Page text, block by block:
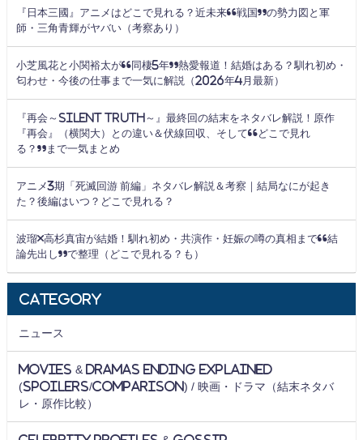
『日本三國』アニメはどこで見れる？近未来“戦国”の勢力図と軍
師・三角青輝がヤバい（考察あり）
小芝風花と小関裕太が“同棲5年”熱愛報道！結婚はある？馴れ初め・
匂わせ・今後の仕事まで一気に解説（2026年4月最新）
『再会～Silent Truth～』最終回の結末をネタバレ解説！原作
『再会』（横関大）との違い＆伏線回収、そして“どこで見れ
る？”まで一気まとめ
アニメ3期「死滅回游 前編」ネタバレ解説＆考察｜結局なにが起き
た？後編はいつ？どこで見れる？
波瑠×高杉真宙が結婚！馴れ初め・共演作・妊娠の噂の真相まで“結
論先出し”で整理（どこで見れる？も）
Category
ニュース
Movies & Dramas Ending Explained
(Spoilers/Comparison) / 映画・ドラマ（結末ネタバ
レ・原作比較）